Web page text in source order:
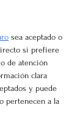
sea aceptado o
si prefiere
de atención
clara
y puede
pertenecen a la